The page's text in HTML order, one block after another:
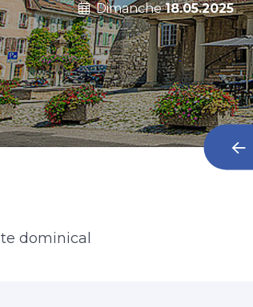
Dimanche18.05.2025
dominical